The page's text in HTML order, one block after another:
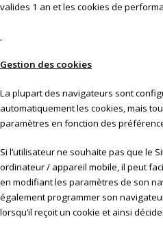
valides 1 an et les cookies de
Gestion des cookies
La plupart des navigateurs sont
automatiquement les cookies, mais
paramètres en fonction des
Si l’utilisateur ne souhaite pas que le
ordinateur / appareil mobile, il peut
en modifiant les paramètres de son
également programmer son
lorsqu’il reçoit un cookie et ainsi